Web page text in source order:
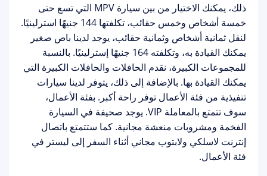
ذلك، يمكنك الاختيار من بين سيارة MPV التي تسع حتى
خمسة أشخاص وخمس حقائب، تكلفتها 144 جنيهًا استرلينيًا.
لنقل ثمانية أشخاص وثمانية حقائب، يوجد لدينا باص صغير
يمكنك القيادة به، وتكلفته 164 جنيهًا إسترلينيًا. بالنسبة
للمجموعات الكبيرة، نقدم الحافلات والحافلات الكبيرة التي
يمكنك القيادة بها. بالإضافة إلى ذلك، يتوفر لدينا سيارات
تنفيذية من فئة الأعمال توفر راحة أكبر. بفئة الأعمال،
سوف تتمتع بالمعاملة VIP. يوجد صحيفة في السيارة
الفخمة ومشروبات منعشة مجانية. كما ستتمتع باتصال
إنترنت لاسلكي ولابتوب مجاني أثناء السفر إلى ليستر في
فئة الأعمال.